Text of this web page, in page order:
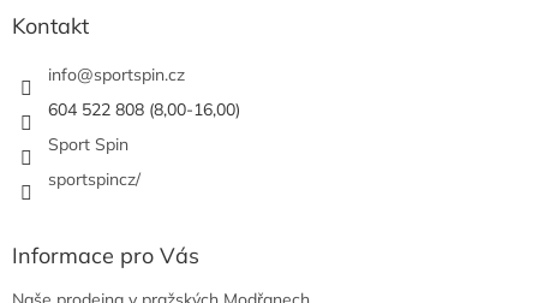
Kontakt
info@sportspin.cz
604 522 808 (8,00-16,00)
Sport Spin
sportspincz/
Informace pro Vás